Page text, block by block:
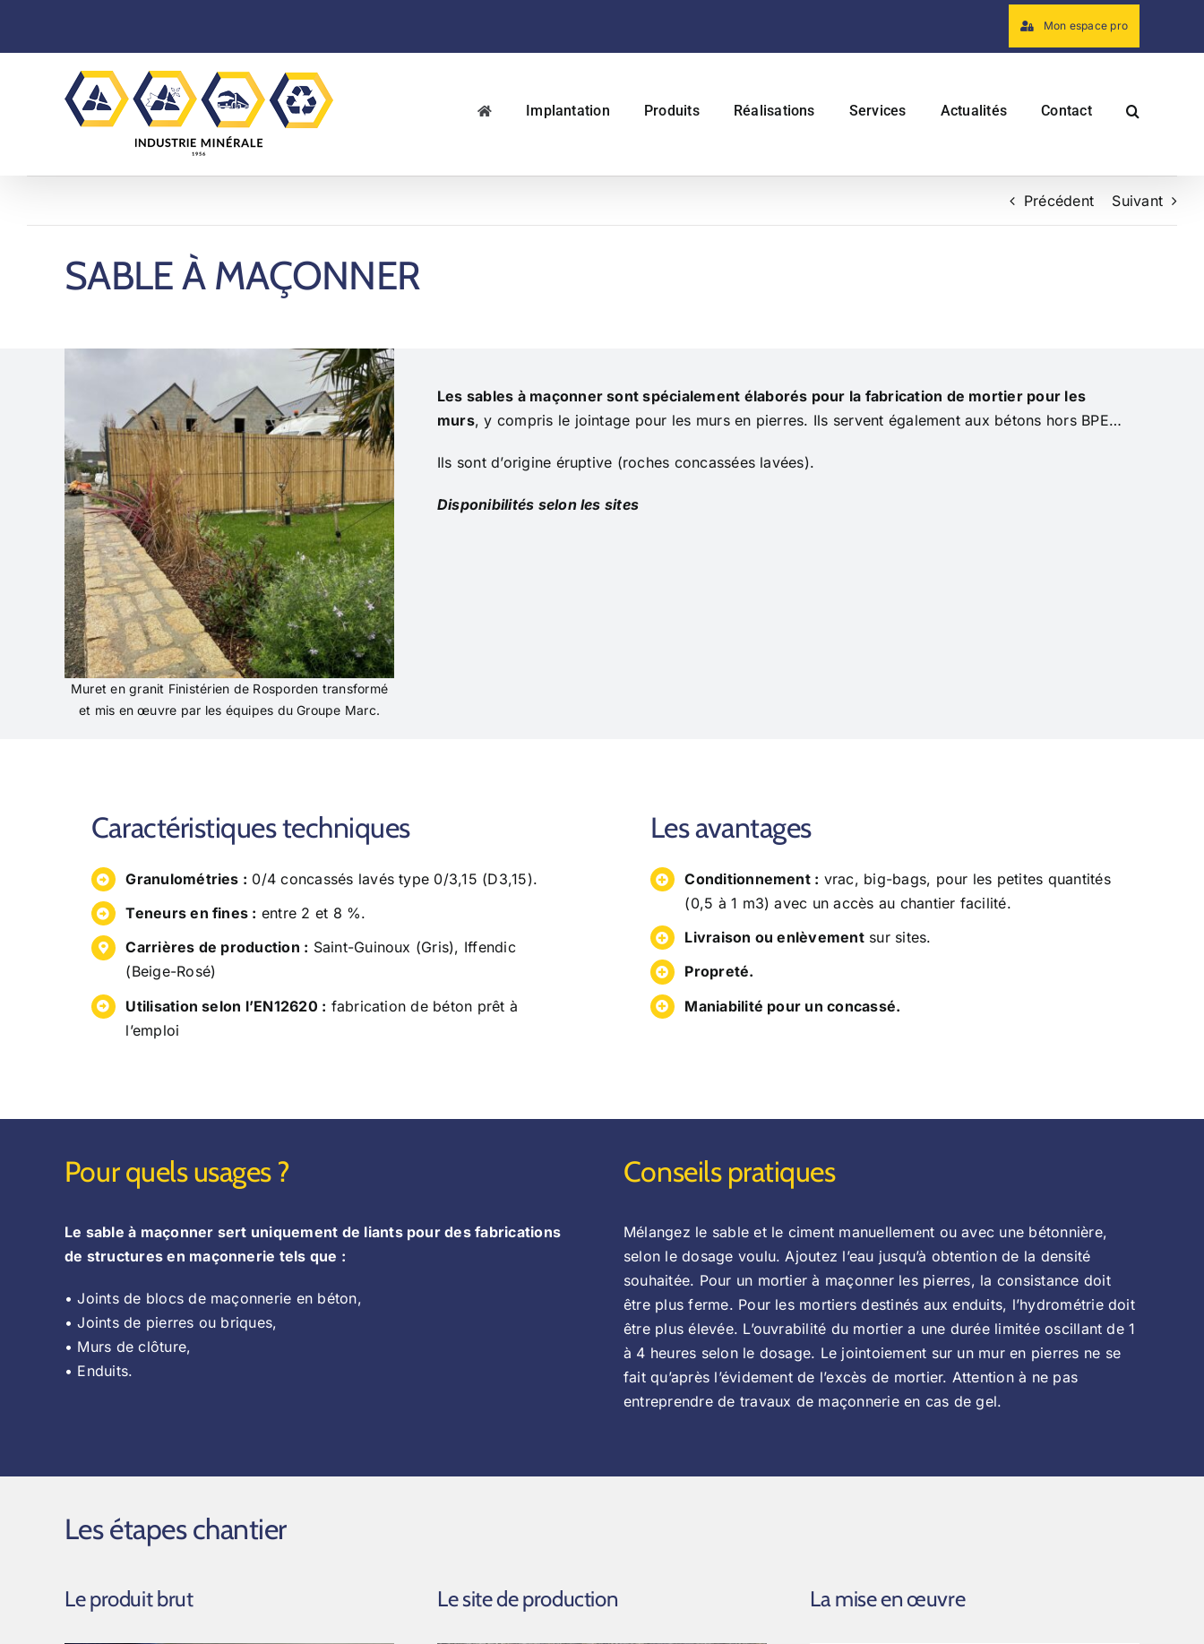
Mon espace pro
Implantation Produits Réalisations Services Actualités Contact
Précédent Suivant
SABLE À MAÇONNER
Muret en granit Finistérien de Rosporden transformé
et mis en œuvre par les équipes du Groupe Marc.
Les sables à maçonner sont spécialement élaborés pour la fabrication de mortier pour les
murs, y compris le jointage pour les murs en pierres. Ils servent également aux bétons hors BPE…
Ils sont d’origine éruptive (roches concassées lavées).
Disponibilités selon les sites
Caractéristiques techniques
Granulométries : 0/4 concassés lavés type 0/3,15 (D3,15).
Teneurs en fines : entre 2 et 8 %.
Carrières de production : Saint-Guinoux (Gris), Iffendic
(Beige-Rosé)
Utilisation selon l’EN12620 : fabrication de béton prêt à
l’emploi
Les avantages
Conditionnement : vrac, big-bags, pour les petites quantités
(0,5 à 1 m3) avec un accès au chantier facilité.
Livraison ou enlèvementsur sites.
Propreté.
Maniabilité pour un concassé.
Pour quels usages ?
Le sable à maçonner sert uniquement de liants pour des fabrications
de structures en maçonnerie tels que :
• Joints de blocs de maçonnerie en béton,
• Joints de pierres ou briques,
• Murs de clôture,
• Enduits.
Conseils pratiques
Mélangez le sable et le ciment manuellement ou avec une bétonnière,
selon le dosage voulu. Ajoutez l’eau jusqu’à obtention de la densité
souhaitée. Pour un mortier à maçonner les pierres, la consistance doit
être plus ferme. Pour les mortiers destinés aux enduits, l’hydrométrie doit
être plus élevée. L’ouvrabilité du mortier a une durée limitée oscillant de 1
à 4 heures selon le dosage. Le jointoiement sur un mur en pierres ne se
fait qu’après l’évidement de l’excès de mortier. Attention à ne pas
entreprendre de travaux de maçonnerie en cas de gel.
Les étapes chantier
Le produit brut Le site de production La mise en œuvre